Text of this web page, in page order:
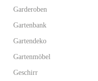
Garderoben
Gartenbank
Gartendeko
Gartenmöbel
Geschirr